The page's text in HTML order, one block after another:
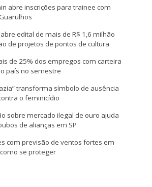
abre inscrições para trainee com
edital de mais de R$ 1,6 milhão
de projetos de pontos de cultura
de 25% dos empregos com carteira
país no semestre
transforma símbolo de ausência
o feminicídio
sobre mercado ilegal de ouro ajuda
de alianças em SP
com previsão de ventos fortes em
se proteger